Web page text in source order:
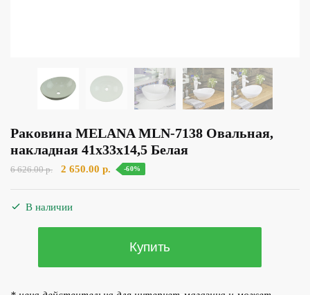
Раковина MELANA MLN-7138 Овальная,
накладная 41х33х14,5 Белая
6 626.00р.
Первоначальная
2 650.00 р. Текущая
-60%
В наличии
Раковина
Купить